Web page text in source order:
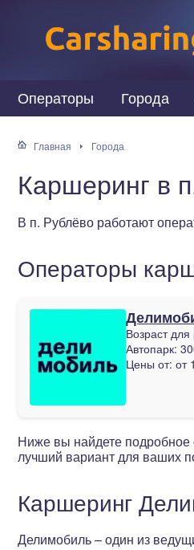
Операторы Города
Главная Города
Каршеринг в
В п. Рублёво работают
Операторы
Возраст для
Автопарк:
Цены от: от
Ниже вы найдете
лучший вариант для ваших
Каршеринг
Делимобиль – один из